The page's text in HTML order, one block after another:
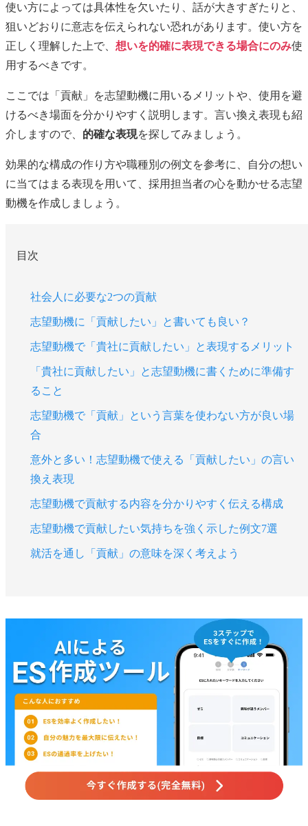
使い方によっては具体性を欠いたり、話が大きすぎたりと、
狙いどおりに意志を伝えられない恐れがあります。使い方を
正しく理解した上で、 想いを的確に表現できる場合にのみ使
用するべきです。
ここでは「貢献」を志望動機に用いるメリットや、使用を避
けるべき場面を分かりやすく説明します。言い換え表現も紹
介しますので、 的確な表現を探してみましょう。
効果的な構成の作り方や職種別の例文を参考に、自分の想い
に当てはまる表現を用いて、採用担当者の心を動かせる志望
動機を作成しましょう。
目次
社会人に必要な2つの貢献
志望動機に「貢献したい」と書いても良い？
志望動機で「貴社に貢献したい」と表現するメリット
「貴社に貢献したい」と志望動機に書くために準備す
ること
志望動機で「貢献」という言葉を使わない方が良い場
合
意外と多い！志望動機で使える「貢献したい」の言い
換え表現
志望動機で貢献する内容を分かりやすく伝える構成
志望動機で貢献したい気持ちを強く示した例文7選
就活を通し「貢献」の意味を深く考えよう